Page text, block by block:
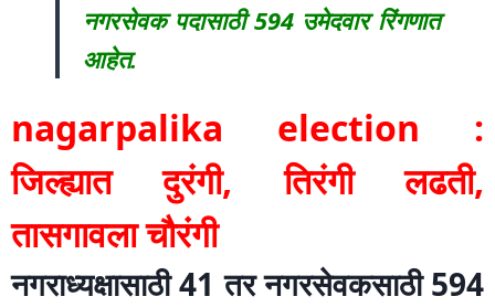
नगरसेवक पदासाठी 594 उमेदवार रिंगणात
आहेत.
nagarpalika election :
जिल्ह्यात दुरंगी, तिरंगी लढती,
तासगावला चौरंगी
नगराध्यक्षासाठी 41 तर नगरसेवकसाठी 594